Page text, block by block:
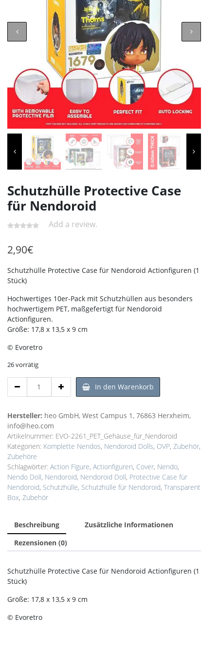
Schutzhülle Protective Case
für Nendoroid
Add a review.
2,90€
Schutzhülle Protective Case für Nendoroid Actionfiguren (1
Stück)
Hochwertiges 10er-Pack mit Schutzhüllen aus besonders
hochwertigem PET, maßgefertigt für Nendoroid
Actionfiguren.
Größe: 17,8 x 13,5 x 9 cm
© Evoretro
26 vorrätig
Protective
für
Nendoroid
Menge
In den Warenkorb
Hersteller: heo GmbH, West Campus 1, 76863 Herxheim,
info@heo.com
Artikelnummer: EVO-2261_PET_Gehäuse_für_Nendoroid
Kategorien: Komplette Nendos, Nendoroid Dolls, OVP, Zubehör,
Zubehöre
Schlagwörter: Action Figure, Actionfiguren, Cover, Nendo,
Nendo Doll, Nendoroid, Nendoroid Doll, Protective Case für
Nendoroid, Schutzhülle, Schutzhülle für Nendoroid, Transparent
Box, Zubehör
Beschreibung
Zusätzliche Informationen
Rezensionen (0)
Schutzhülle Protective Case für Nendoroid Actionfiguren (1
Stück)
Größe: 17,8 x 13,5 x 9 cm
© Evoretro